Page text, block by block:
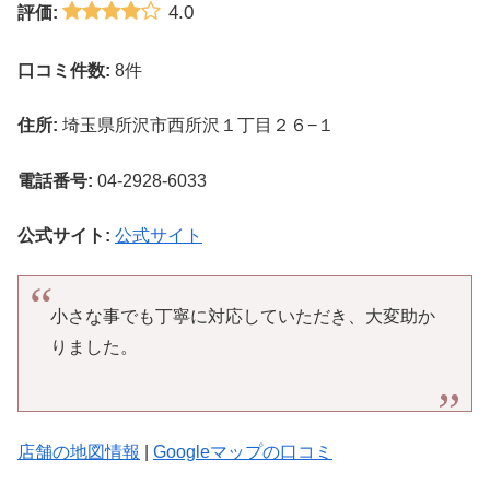
評価: 4.0
口コミ件数: 8件
住所: 埼玉県所沢市西所沢１丁目２６−１
電話番号: 04-2928-6033
公式サイト: 公式サイト
小さな事でも丁寧に対応していただき、大変助か
りました。
店舗の地図情報 Googleマップの口コミ